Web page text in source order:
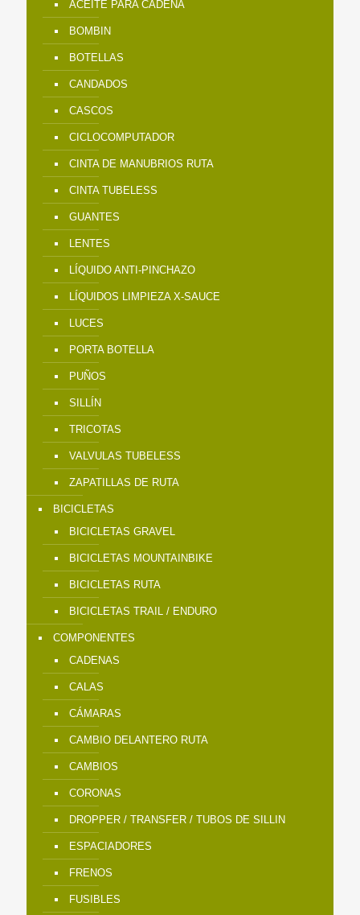
ACEITE PARA CADENA
BOMBIN
BOTELLAS
CANDADOS
CASCOS
CICLOCOMPUTADOR
CINTA DE MANUBRIOS RUTA
CINTA TUBELESS
GUANTES
LENTES
LÍQUIDO ANTI-PINCHAZO
LÍQUIDOS LIMPIEZA X-SAUCE
LUCES
PORTA BOTELLA
PUÑOS
SILLÍN
TRICOTAS
VALVULAS TUBELESS
ZAPATILLAS DE RUTA
BICICLETAS
BICICLETAS GRAVEL
BICICLETAS MOUNTAINBIKE
BICICLETAS RUTA
BICICLETAS TRAIL / ENDURO
COMPONENTES
CADENAS
CALAS
CÁMARAS
CAMBIO DELANTERO RUTA
CAMBIOS
CORONAS
DROPPER / TRANSFER / TUBOS DE SILLIN
ESPACIADORES
FRENOS
FUSIBLES